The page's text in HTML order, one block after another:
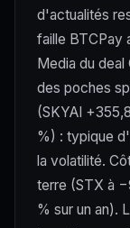
d'actualités
faille BTCPay
Media du deal
des poches
(SKYAI
%) : typique
la volatilité.
terre (STX à
% sur un an).